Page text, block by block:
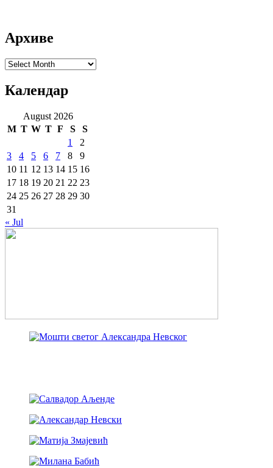
Архиве
Архиве
Календар
August 2026
M T W T F S
S
1
2
3
4 5 6 7 8
9
10 11 12 13 14 15 16
17 18 19 20 21 22 23
24 25 26 27 28 29 30
31
« Jul